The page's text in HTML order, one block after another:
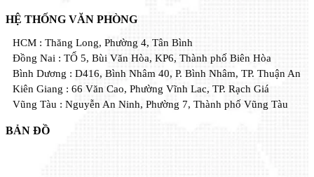
HỆ THỐNG VĂN PHÒNG
HCM : Thăng Long, Phường 4, Tân Bình
Đồng Nai : TỔ 5, Bùi Văn Hòa, KP6, Thành phố Biên Hòa
Bình Dương : D416, Bình Nhâm 40, P. Bình Nhâm, TP. Thuận An
Kiên Giang : 66 Văn Cao, Phường Vĩnh Lac, TP. Rạch Giá
Vũng Tàu : Nguyễn An Ninh, Phường 7, Thành phố Vũng Tàu
BẢN ĐỒ